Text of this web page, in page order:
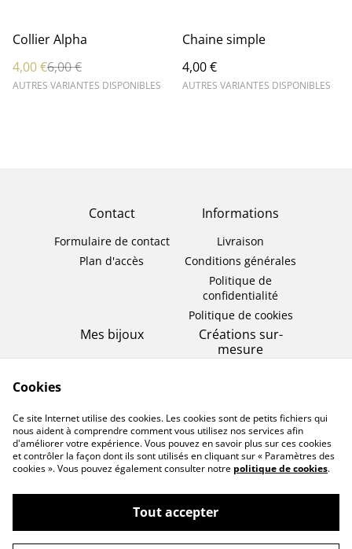
%
Collier Alpha
4,00 €6,00 €
AUTRES VARIANTES DISPONIBLES
Chaine simple
4,00 €
AUTRES VARIANTES DISPONIBLES
Contact
Formulaire de contact
Plan d'accès
Informations
Livraison
Conditions générales
Politique de
confidentialité
Politique de cookies
Mes bijoux
Bagues
Boucles d'oreilles
Créations sur-
mesure
©2026Les bijoux de mademoiselle
Cookies
Ce site Internet utilise des cookies. Les cookies sont de petits fichiers qui
nous aident à comprendre comment vous utilisez nos services afin
d'améliorer votre expérience. Vous pouvez en savoir plus sur ces cookies
et contrôler la façon dont ils sont utilisés en cliquant sur « Paramètres des
cookies ». Vous pouvez également consulter notre politique de cookies.
Tout accepter